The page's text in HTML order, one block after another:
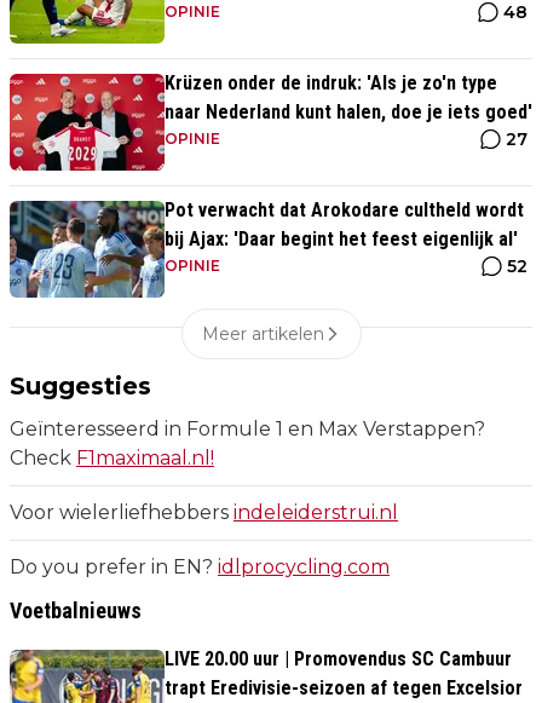
slecht uit'
OPINIE 48
Krüzen onder de indruk: 'Als je zo'n type
naar Nederland kunt halen, doe je iets goed'
OPINIE 27
Pot verwacht dat Arokodare cultheld wordt
bij Ajax: 'Daar begint het feest eigenlijk al'
OPINIE 52
Meer artikelen
Suggesties
Geïnteresseerd in Formule 1 en Max Verstappen?
Check F1maximaal.nl!
Voor wielerliefhebbers indeleiderstrui.nl
Do you prefer in EN? idlprocycling.com
Voetbalnieuws
LIVE 20.00 uur | Promovendus SC Cambuur
trapt Eredivisie-seizoen af tegen Excelsior